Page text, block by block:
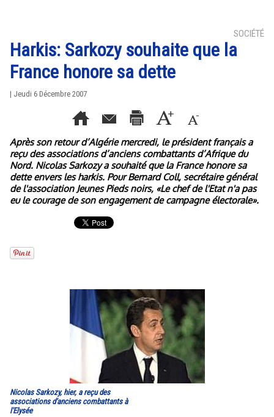
SOCIÉTÉ
Harkis: Sarkozy souhaite que la
France honore sa dette
| Jeudi 6 Décembre 2007
Après son retour d’Algérie mercredi, le président français a
reçu des associations d’anciens combattants d’Afrique du
Nord. Nicolas Sarkozy a souhaité que la France honore sa
dette envers les harkis. Pour Bernard Coll, secrétaire général
de l'association Jeunes Pieds noirs, «Le chef de l'Etat n'a pas
eu le courage de son engagement de campagne électorale».
Nicolas Sarkozy, hier, a reçu des
associations d'anciens combattants à
l'Elysée